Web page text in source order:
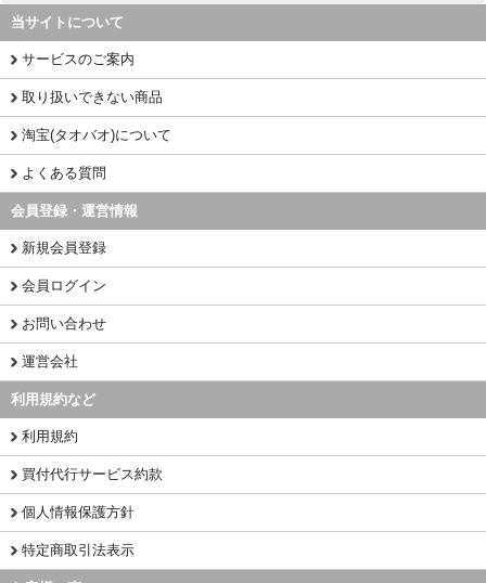
当サイトについて
サービスのご案内
取り扱いできない商品
淘宝(タオバオ)について
よくある質問
会員登録・運営情報
新規会員登録
会員ログイン
お問い合わせ
運営会社
利用規約など
利用規約
買付代行サービス約款
個人情報保護方針
特定商取引法表示